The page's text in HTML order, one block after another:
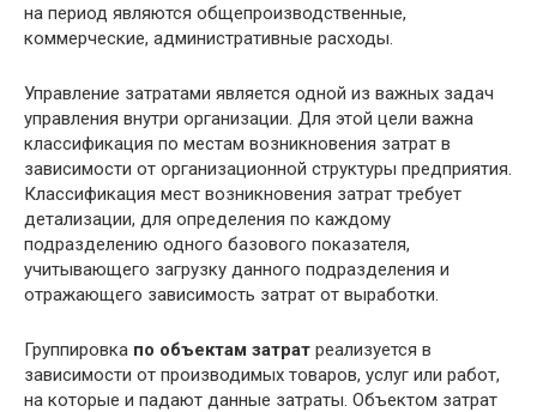
на период являются общепроизводственные,
коммерческие, административные расходы.
Управление затратами является одной из важных задач
управления внутри организации. Для этой цели важна
классификация по местам возникновения затрат в
зависимости от организационной структуры предприятия.
Классификация мест возникновения затрат требует
детализации, для определения по каждому
подразделению одного базового показателя,
учитывающего загрузку данного подразделения и
отражающего зависимость затрат от выработки.
Группировка по объектам затрат реализуется в
зависимости от производимых товаров, услуг или работ,
на которые и падают данные затраты. Объектом затрат